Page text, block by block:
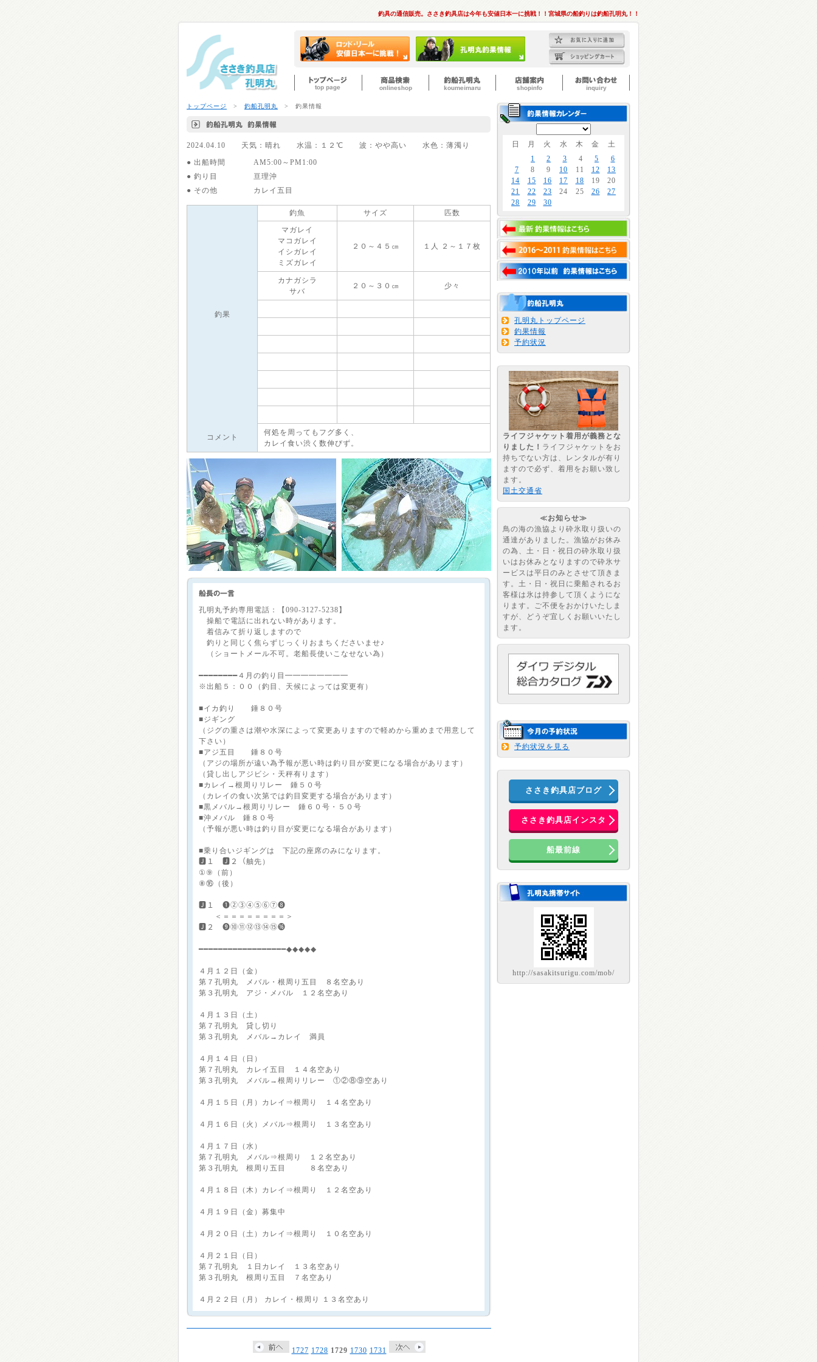
釣具の通信販売。ささき釣具店は今年も安値日本一に挑戦！！宮城県の船釣りは釣船孔明丸！！
トップページ > 釣船孔明丸 > 釣果情報
2024.04.10 天気：晴れ 水温：１２℃ 波：やや高い 水色：薄濁り
● 出船時間
AM5:00～PM1:00
● 釣り目
亘理沖
● その他
カレイ五目
釣果
釣魚 サイズ
匹数
マガレイ
マコガレイ
イシガレイ
ミズガレイ
２０～４５㎝ １人 ２～１７枚
カナガシラ
サバ
２０～３０㎝ 少々
コメント
何処を周ってもフグ多く、
カレイ食い渋く数伸びず。
孔明丸予約専用電話：【090-3127-5238】
操船で電話に出れない時があります。
着信みて折り返しますので
釣りと同じく焦らずじっくりおまちくださいませ♪
（ショートメール不可。老船長使いこなせない為）
━━━━━━━━４月の釣り目━━━━━━━━
※出船５：００（釣目、天候によっては変更有）
■イカ釣り 錘８０号
■ジギング
（ジグの重さは潮や水深によって変更ありますので軽めから重めまで用意して
下さい）
■アジ五目 錘８０号
（アジの場所が遠い為予報が悪い時は釣り目が変更になる場合があります）
（貸し出しアジビシ・天秤有ります）
■カレイ→根周りリレー 錘５０号
（カレイの食い次第では釣目変更する場合があります）
■黒メバル→根周りリレー 錘６０号・５０号
■沖メバル 錘８０号
（予報が悪い時は釣り目が変更になる場合があります）
■乗り合いジギングは 下記の座席のみになります。
🅹１ 🅹２（舳先）
①⑨（前）
⑧⑯（後）
🅹１ ❶②③④⑤⑥⑦❽
＜＝＝＝＝＝＝＝＝＞
🅹２ ❾⑩⑪⑫⑬⑭⑮⓰
━━━━━━━━━━━━━━━━━━◆◆◆◆◆
４月１２日（金）
第７孔明丸 メバル・根周り五目 ８名空あり
第３孔明丸 アジ・メバル １２名空あり
４月１３日（土）
第７孔明丸 貸し切り
第３孔明丸 メバル→カレイ 満員
４月１４日（日）
第７孔明丸 カレイ五目 １４名空あり
第３孔明丸 メバル→根周りリレー ①②⑧⑨空あり
４月１５日（月）カレイ⇒根周り １４名空あり
４月１６日（火）メバル⇒根周り １３名空あり
４月１７日（水）
第７孔明丸 メバル⇒根周り １２名空あり
第３孔明丸 根周り五目 ８名空あり
４月１８日（木）カレイ⇒根周り １２名空あり
４月１９日（金）募集中
４月２０日（土）カレイ⇒根周り １０名空あり
４月２１日（日）
第７孔明丸 １日カレイ １３名空あり
第３孔明丸 根周り五目 ７名空あり
４月２２日（月） カレイ・根周り １３名空あり
1727 1728 1729 1730 1731
日 月 火 水 木 金
土
1
2 3 4 5
6
7
8 9 10 11 12
13
14
15 16 17 18 19
20
21
22 23 24 25 26
27
28
29 30
孔明丸トップページ
釣果情報
予約状況
ライフジャケット着用が義務とな
りました！ ライフジャケットをお
持ちでない方は、レンタルが有り
ますので必ず、着用をお願い致し
ます。
国土交通省
≪お知らせ≫
鳥の海の漁協より砕氷取り扱いの
通達がありました。漁協がお休み
の為、土・日・祝日の砕氷取り扱
いはお休みとなりますので砕氷サ
ービスは平日のみとさせて頂きま
す。土・日・祝日に乗船されるお
客様は氷は持参して頂くようにな
ります。ご不便をおかけいたしま
すが、どうぞ宜しくお願いいたし
ます。
予約状況を見る
ささき釣具店ブログ
ささき釣具店インスタ
船最前線
http://sasakitsurigu.com/mob/